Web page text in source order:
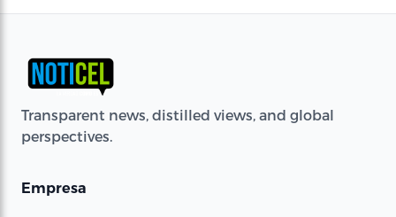
Transparent news, distilled views, and global
perspectives.
Empresa